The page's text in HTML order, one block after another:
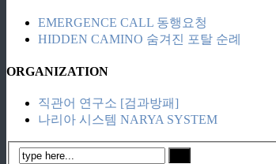
EMERGENCE CALL 동행요청
HIDDEN CAMINO 숨겨진 포탈 순례
ORGANIZATION
직관어 연구소 [검과방패]
나리아 시스템 NARYA SYSTEM